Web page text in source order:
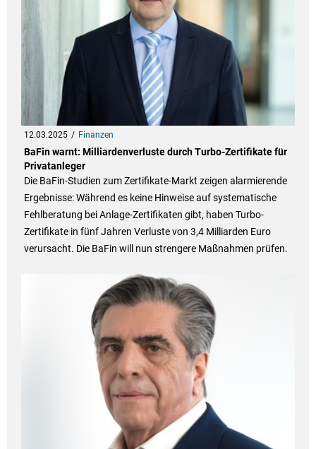
12.03.2025 Finanzen
BaFin warnt: Milliardenverluste durch Turbo-Zertifikate für
Privatanleger
Die BaFin-Studien zum Zertifikate-Markt zeigen alarmierende
Ergebnisse: Während es keine Hinweise auf systematische
Fehlberatung bei Anlage-Zertifikaten gibt, haben Turbo-
Zertifikate in fünf Jahren Verluste von 3,4 Milliarden Euro
verursacht. Die BaFin will nun strengere Maßnahmen prüfen.